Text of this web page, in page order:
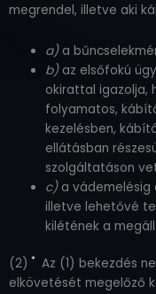
megrendel, illetve aki
a) a
b) az elsőfokú
okirattal igazolja,
folyamatos,
kezelésben,
ellátásban
szolgáltatáson
c) a vádemelésig
illetve lehetővé
kilétének a
(2) * Az (1) bekezdés
elkövetését megelőző